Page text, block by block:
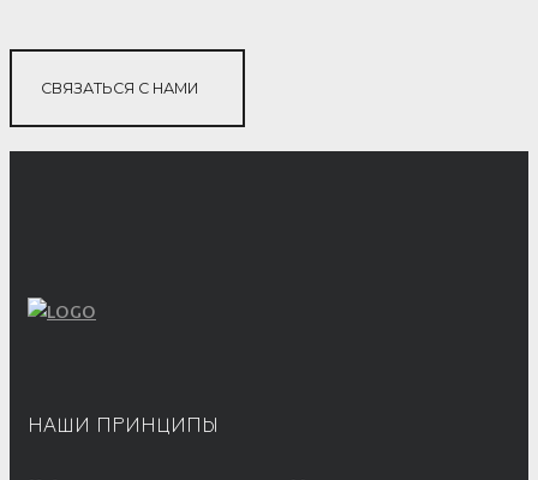
СВЯЗАТЬСЯ С НАМИ
НАШИ ПРИНЦИПЫ